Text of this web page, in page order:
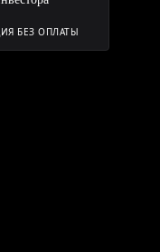
БЕЗ ОПЛАТЫ